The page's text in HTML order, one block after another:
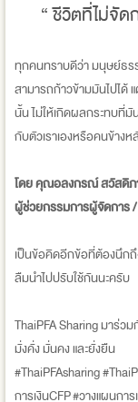
“ ชีวิตที่ไม่จัด
ทุกคนทราบดีว่า มนุษย์ธรร
สามารถก้าวข้ามมันไปได้
นั้น ไม่ให้เกิดผลกระทบที่มั
กับตัวเราเองหรือคนข้างห
โดย คุณอลงกรณ์ สวัสดิ
ผู้ช่วยกรรมการผู้จัดการ /
เป็นข้อคิดอีกข้อที่ต้องนึกถึ
ลืมนำไปปรับใช้กันนะครับ
ThaiPFA Sharing มาร่ว
มั่งคั่ง มั่นคง และยั่งยืน
#ThaiPFAsharing
การเงินCFP #วางแผนกา